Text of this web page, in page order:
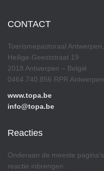
CONTACT
Toerismepastoraal
Heilige-Geeststraat 19
2018 Antwerpen – België
0464.740.856 RPR Antwerpen
www.topa.be
info@topa.be
Reacties
Onderaan de meeste
reactie inbrengen.